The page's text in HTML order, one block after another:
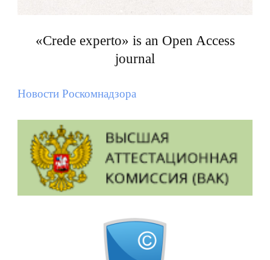
«Crede experto» is an Open Access
journal
Новости Роскомнадзора